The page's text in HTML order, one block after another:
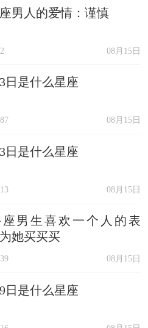
男人的爱情：谨慎
08月15日
日是什么星座
08月15日
日是什么星座
08月15日
男生喜欢一个人的表
她买买买
08月15日
日是什么星座